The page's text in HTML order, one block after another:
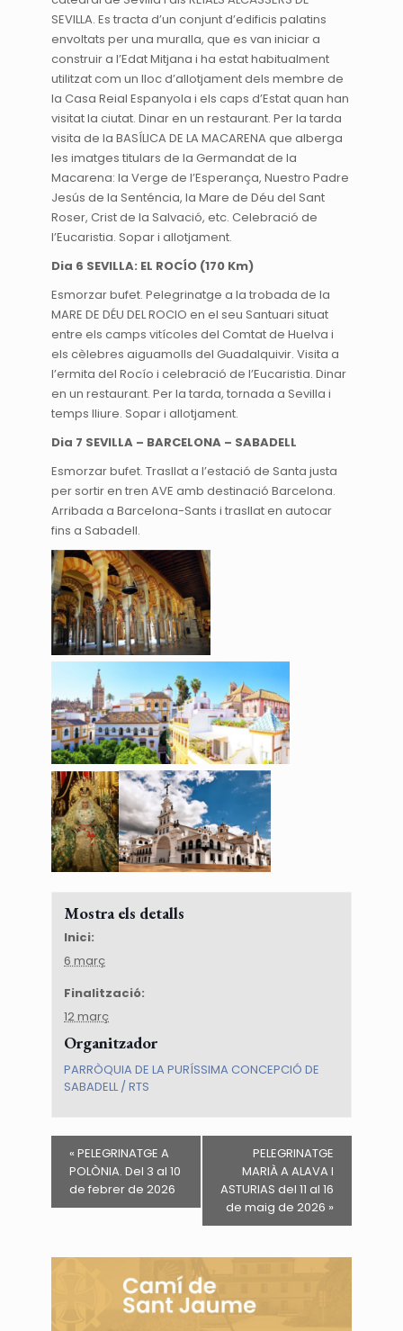
SEVILLA. Es tracta d’un conjunt d’edificis palatins
envoltats per una muralla, que es van iniciar a
construir a l’Edat Mitjana i ha estat habitualment
utilitzat com un lloc d’allotjament dels membre de
la Casa Reial Espanyola i els caps d’Estat quan han
visitat la ciutat. Dinar en un restaurant. Per la tarda
visita de la BASÍLICA DE LA MACARENA que alberga
les imatges titulars de la Germandat de la
Macarena: la Verge de l’Esperança, Nuestro Padre
Jesús de la Senténcia, la Mare de Déu del Sant
Roser, Crist de la Salvació, etc. Celebració de
l’Eucaristia. Sopar i allotjament.
Dia 6 SEVILLA: EL ROCÍO (170 Km)
Esmorzar bufet. Pelegrinatge a la trobada de la
MARE DE DÉU DEL ROCIO en el seu Santuari situat
entre els camps vitícoles del Comtat de Huelva i
els cèlebres aiguamolls del Guadalquivir. Visita a
l’ermita del Rocío i celebració de l’Eucaristia. Dinar
en un restaurant. Per la tarda, tornada a Sevilla i
temps lliure. Sopar i allotjament.
Dia 7 SEVILLA – BARCELONA – SABADELL
Esmorzar bufet. Trasllat a l’estació de Santa justa
per sortir en tren AVE amb destinació Barcelona.
Arribada a Barcelona-Sants i trasllat en autocar
fins a Sabadell.
Mostra els detalls
Inici:
6 març
Finalització:
12 març
Organitzador
PARRÒQUIA DE LA PURÍSSIMA CONCEPCIÓ DE
SABADELL / RTS
« PELEGRINATGE A
POLÒNIA. Del 3 al 10
de febrer de 2026
PELEGRINATGE
MARIÀ A ALAVA I
ASTURIAS del 11 al 16
de maig de 2026 »